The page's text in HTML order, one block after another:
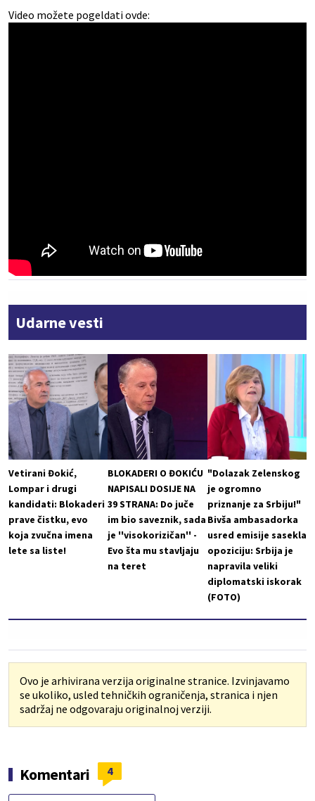
Video možete pogeldati ovde:
Udarne vesti
Vetirani Đokić,
Lompar i drugi
kandidati: Blokaderi
prave čistku, evo
koja zvučna imena
lete sa liste!
BLOKADERI O ĐOKIĆU
NAPISALI DOSIJE NA
39 STRANA: Do juče
im bio saveznik, sada
je ''visokorizičan'' -
Evo šta mu stavljaju
na teret
"Dolazak Zelenskog
je ogromno
priznanje za Srbiju!"
Bivša ambasadorka
usred emisije sasekla
opoziciju: Srbija je
napravila veliki
diplomatski iskorak
(FOTO)
Ovo je arhivirana verzija originalne stranice. Izvinjavamo
se ukoliko, usled tehničkih ograničenja, stranica i njen
sadržaj ne odgovaraju originalnoj verziji.
Komentari 4